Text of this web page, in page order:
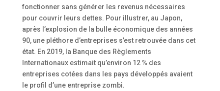
fonctionner sans générer les revenus nécessaires
pour couvrir leurs dettes. Pour illustrer, au Japon,
après l’explosion de la bulle économique des années
90, une pléthore d’entreprises s’est retrouvée dans cet
état. En 2019, la Banque des Règlements
Internationaux estimait qu’environ 12 % des
entreprises cotées dans les pays développés avaient
le profil d’une entreprise zombi.